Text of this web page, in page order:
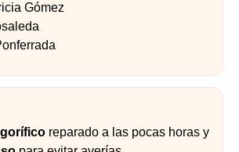
Gómez
reparado a las pocas horas y